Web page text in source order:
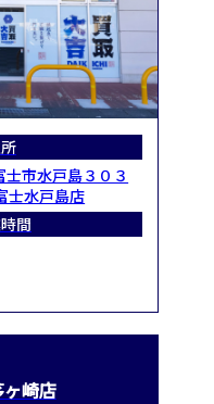
市水戸島３０３
士水戸島店
間
崎店